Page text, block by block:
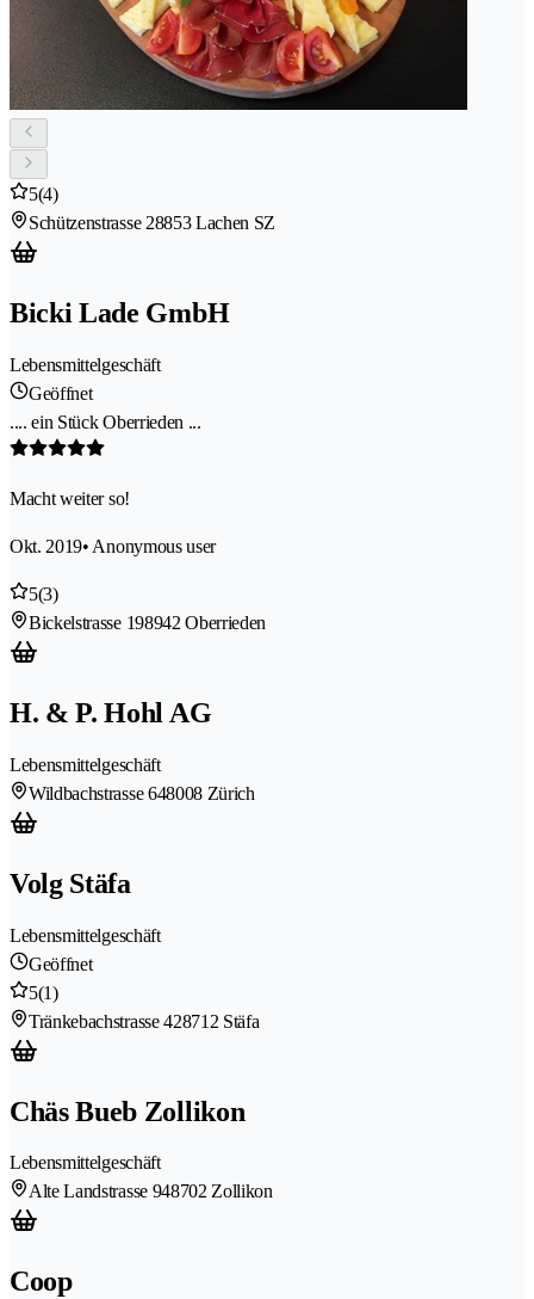
5(4)
Schützenstrasse 28853 Lachen SZ
Bicki Lade GmbH
Lebensmittelgeschäft
Geöffnet
.... ein Stück Oberrieden ...
Macht weiter so!
Okt. 2019• Anonymous user
5(3)
Bickelstrasse 198942 Oberrieden
H. & P. Hohl AG
Lebensmittelgeschäft
Wildbachstrasse 648008 Zürich
Volg Stäfa
Lebensmittelgeschäft
Geöffnet
5(1)
Tränkebachstrasse 428712 Stäfa
Chäs Bueb Zollikon
Lebensmittelgeschäft
Alte Landstrasse 948702 Zollikon
Coop